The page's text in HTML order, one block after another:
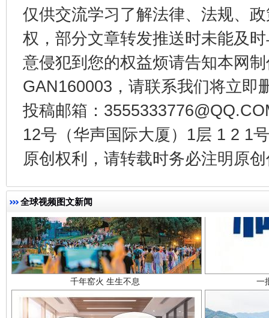
仅供交流学习了解法律、法规、
权，部分文章转发推送时未能及
意侵犯到您的权益烦请告知本网
GAN160003，请联系我们将立即
投稿邮箱：
12号（华声国际大厦）1层 1 2 1
原创权利，请转载时务必注明原
全球视频图文新闻
东山县通报“牛蛙产品抗生素超标问题” 法
千年窑火 生生不息